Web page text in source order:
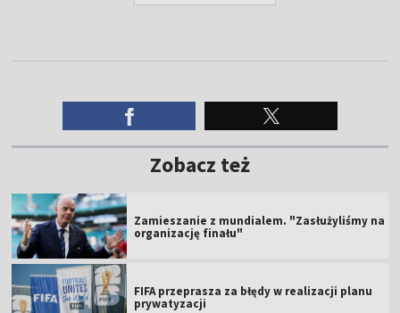
Zobacz też
Zamieszanie z mundialem. "Zasłużyliśmy na
organizację finału"
FIFA przeprasza za błędy w realizacji planu
prywatyzacji